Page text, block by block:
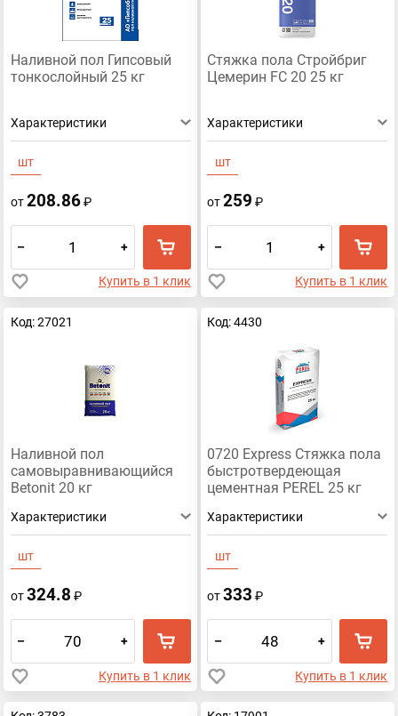
Наливной пол Гипсовый
тонкослойный 25 кг
Характеристики
шт
от208.86₽
– +
Купить в 1 клик
Стяжка пола Стройбриг
Цемерин FC 20 25 кг
Характеристики
шт
от259 ₽
– +
Купить в 1 клик
Код: 27021
Наливной пол
самовыравнивающийся
Betonit 20 кг
Характеристики
шт
от324.8 ₽
– +
Купить в 1 клик
Код: 4430
0720 Express Стяжка пола
быстротвердеющая
цементная PEREL 25 кг
Характеристики
шт
от333 ₽
– +
Купить в 1 клик